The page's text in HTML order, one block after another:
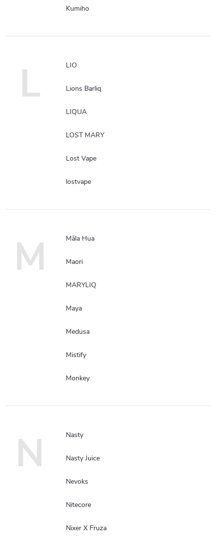
Kumiho
L LIO
Lions Barliq
LIQUA
LOST MARY
Lost Vape
lostvape
M Māla Hua
Maori
MARYLIQ
Maya
Medusa
Mistify
Monkey
N Nasty
Nasty Juice
Nevoks
Nitecore
Nixer X Fruza